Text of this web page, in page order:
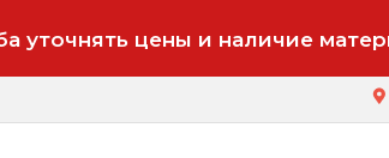
уточнять цены и наличие